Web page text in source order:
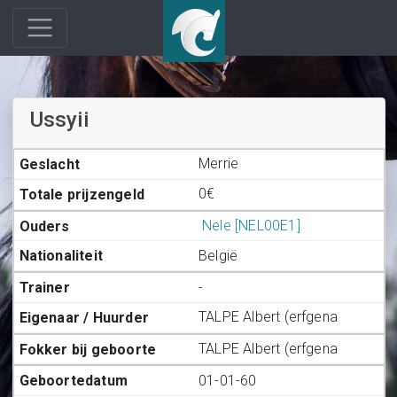
Ussyii
Merrie
0€
Nele [NEL00E1]
België
-
TALPE Albert (erfgena
TALPE Albert (erfgena
01-01-60